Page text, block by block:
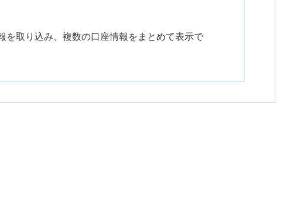
取り込み、複数の口座情報をまとめて表示で